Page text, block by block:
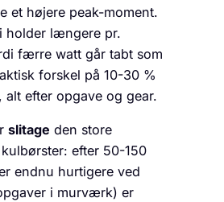
et højere peak-moment.
holder længere pr.
færre watt går tabt som
forskel på 10-30 %
alt efter opgave og gear.
slitage den store
efter 50-150
endnu hurtigere ved
i murværk) er